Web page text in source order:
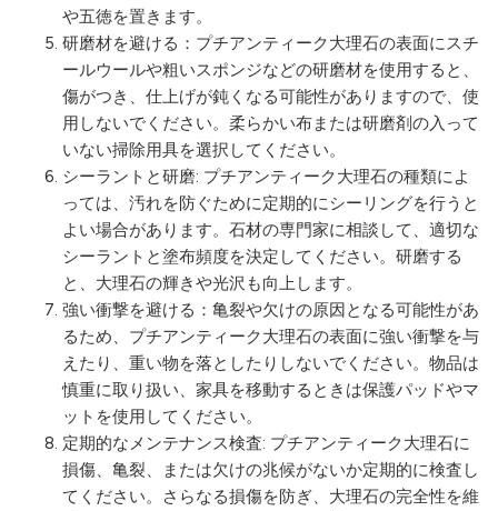
や五徳を置きます。
研磨材を避ける：プチアンティーク大理石の表面にスチ
ールウールや粗いスポンジなどの研磨材を使用すると、
傷がつき、仕上げが鈍くなる可能性がありますので、使
用しないでください。柔らかい布または研磨剤の入って
いない掃除用具を選択してください。
シーラントと研磨: プチアンティーク大理石の種類によ
っては、汚れを防ぐために定期的にシーリングを行うと
よい場合があります。石材の専門家に相談して、適切な
シーラントと塗布頻度を決定してください。研磨する
と、大理石の輝きや光沢も向上します。
強い衝撃を避ける：亀裂や欠けの原因となる可能性があ
るため、プチアンティーク大理石の表面に強い衝撃を与
えたり、重い物を落としたりしないでください。物品は
慎重に取り扱い、家具を移動するときは保護パッドやマ
ットを使用してください。
定期的なメンテナンス検査: プチアンティーク大理石に
損傷、亀裂、または欠けの兆候がないか定期的に検査し
てください。さらなる損傷を防ぎ、大理石の完全性を維